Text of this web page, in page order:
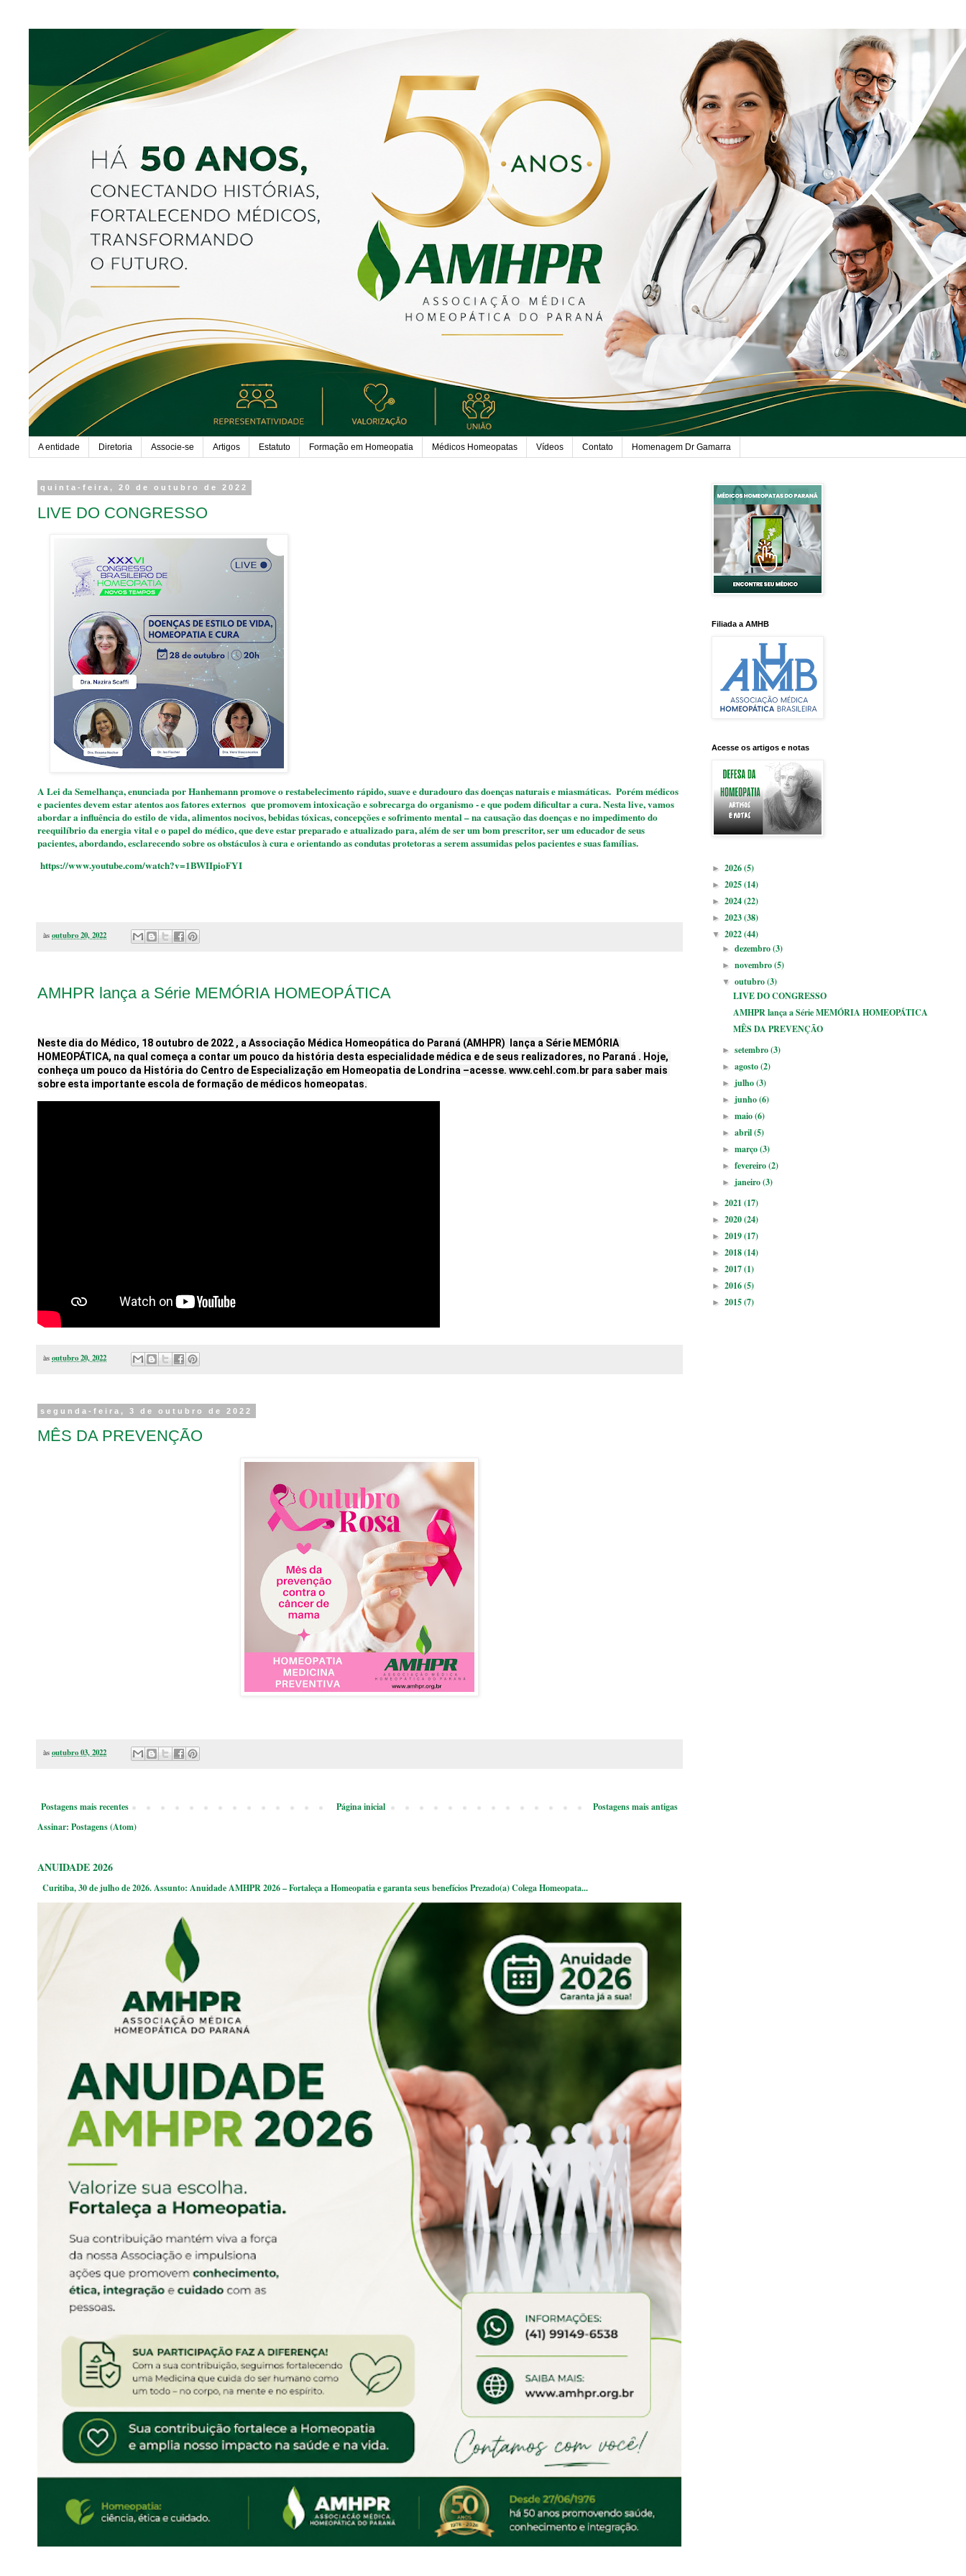
A entidade Diretoria Associe-se Artigos Estatuto Formação em Homeopatia Médicos Homeopatas Vídeos Contato Homenagem Dr Gamarra
quinta-feira, 20 de outubro de 2022
LIVE DO CONGRESSO
A Lei da Semelhança, enunciada por Hanhemann promove o restabelecimento rápido, suave e duradouro das doenças naturais e miasmáticas. Porém médicos
e pacientes devem estar atentos aos fatores externos que promovem intoxicação e sobrecarga do organismo - e que podem dificultar a cura. Nesta live, vamos
abordar a influência do estilo de vida, alimentos nocivos, bebidas tóxicas, concepções e sofrimento mental – na causação das doenças e no impedimento do
reequilíbrio da energia vital e o papel do médico, que deve estar preparado e atualizado para, além de ser um bom prescritor, ser um educador de seus
pacientes, abordando, esclarecendo sobre os obstáculos à cura e orientando as condutas protetoras a serem assumidas pelos pacientes e suas famílias.
https://www.youtube.com/watch?v=1BWIIpioFYI
àsoutubro 20, 2022
AMHPR lança a Série MEMÓRIA HOMEOPÁTICA
Neste dia do Médico, 18 outubro de 2022 , a Associação Médica Homeopática do Paraná (AMHPR)  lança a Série MEMÓRIA
HOMEOPÁTICA, na qual começa a contar um pouco da história desta especialidade médica e de seus realizadores, no Paraná . Hoje,
conheça um pouco da História do Centro de Especialização em Homeopatia de Londrina –acesse. www.cehl.com.br para saber mais
sobre esta importante escola de formação de médicos homeopatas.
àsoutubro 20, 2022
segunda-feira, 3 de outubro de 2022
MÊS DA PREVENÇÃO
àsoutubro 03, 2022
Postagens mais recentes Postagens mais antigas
Página inicial
Assinar: Postagens (Atom)
ANUIDADE 2026
Curitiba, 30 de julho de 2026. Assunto: Anuidade AMHPR 2026 – Fortaleça a Homeopatia e garanta seus benefícios Prezado(a) Colega Homeopata...
Filiada a AMHB
Acesse os artigos e notas
► 2026(5)
► 2025(14)
► 2024(22)
► 2023(38)
▼ 2022(44)
►dezembro(3)
►novembro(5)
▼outubro(3)
LIVE DO CONGRESSO
AMHPR lança a Série MEMÓRIA HOMEOPÁTICA
MÊS DA PREVENÇÃO
►setembro(3)
►agosto(2)
►julho(3)
►junho(6)
►maio(6)
►abril(5)
►março(3)
►fevereiro(2)
►janeiro(3)
► 2021 (17)
► 2020(24)
► 2019(17)
► 2018(14)
► 2017(1)
► 2016(5)
► 2015(7)